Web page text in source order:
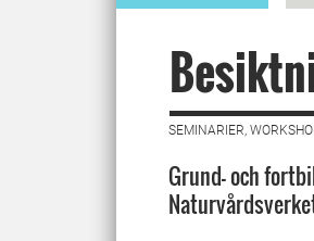
SEMINARIER,
Grund- och